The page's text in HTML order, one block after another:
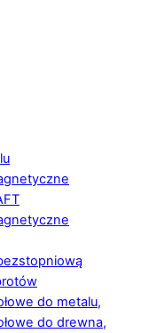
do metalu,
do drewna,